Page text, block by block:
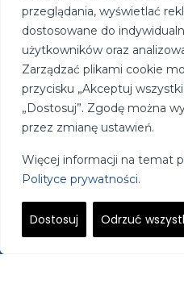
przeglądania, wyświetlać
dostosowane do
użytkowników oraz
Zarządzać plikami cookie
przycisku „Akceptuj
„Dostosuj”. Zgodę można
przez zmianę ustawień.
Więcej informacji na temat
Polityce prywatności.
Dostosuj Odrzuć